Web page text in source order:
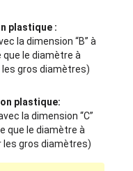
plastique :
la dimension “B” à
que le diamètre à
les gros diamètres)
plastique:
la dimension “C”
que le diamètre à
les gros diamètres)